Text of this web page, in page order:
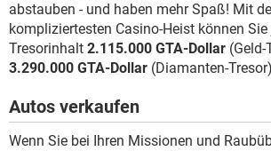
abstauben - und haben mehr Spaß! Mit
kompliziertesten Casino-Heist können Sie
Tresorinhalt 2.115.000 GTA-Dollar
3.290.000 GTA-Dollar (Diamanten-
Autos verkaufen
Wenn Sie bei Ihren Missionen und